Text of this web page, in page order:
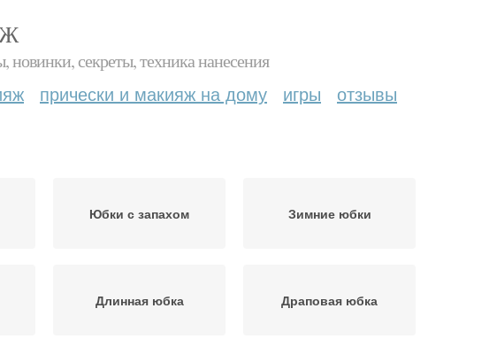
секреты, техника нанесения
прически и макияж на дому игры отзывы
Юбки с запахом Зимние юбки
Длинная юбка Драповая юбка